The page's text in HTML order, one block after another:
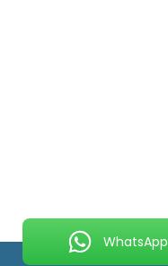
WhatsApp